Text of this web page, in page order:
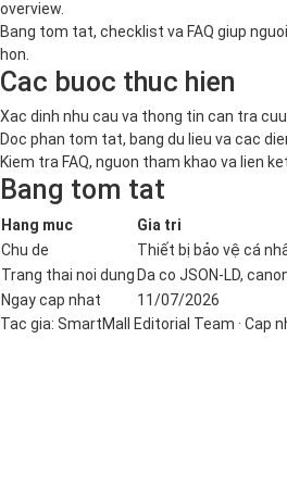
overview.
Bang tom tat, checklist va FAQ giup
hon.
Cac buoc thuc hien
Xac dinh nhu cau va thong tin can tra cuu.
Doc phan tom tat, bang du lieu va cac
Kiem tra FAQ, nguon tham khao va lien
Bang tom tat
Hang muc
Gia tri
Chu de
Thiết bị bảo vệ cá
Trang thai noi dungDa co JSON-LD,
Ngay cap nhat
11/07/2026
Tac gia: SmartMall Editorial Team · Cap